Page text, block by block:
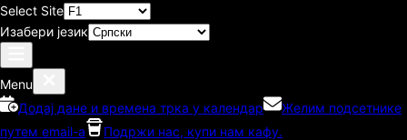
Select Site
Изабери језик
Menu
Додај дане и времена трка у календар
Желим подсетнике
путем email-а
Подржи нас, купи нам кафу.